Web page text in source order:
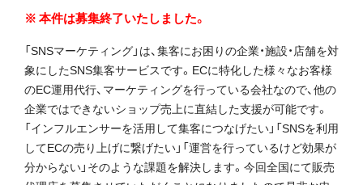
本件は募集終了いたしました。
「SNSマーケティング」は、集客にお困りの企業・施設・店舗を対
象にしたSNS集客サービスです。ECに特化した様々なお客様
のEC運用代行、マーケティングを行っている会社なので、他の
企業ではできないショップ売上に直結した支援が可能です。
「インフルエンサーを活用して集客につなげたい」「SNSを利用
してECの売り上げに繋げたい」「運営を行っているけど効果が
分からない」そのような課題を解決します。今回全国にて販売